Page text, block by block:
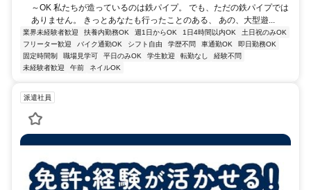
～OK 私たちが造っているのは鉄パイプ。 でも、ただの鉄パイプでは
ありません。 きっとあなたも行ったことのある、 あの、大型遊...
業界未経験者歓迎 扶養内勤務OK 週1日からOK 1日4時間以内OK
土日祝のみOK
フリーター歓迎
バイク通勤OK シフト自由 学歴不問 車通勤OK
即日勤務OK
固定時間制
職場見学可 平日のみOK 学生歓迎 転勤なし
経験不問
未経験者歓迎
午前 ネイルOK
派遣社員